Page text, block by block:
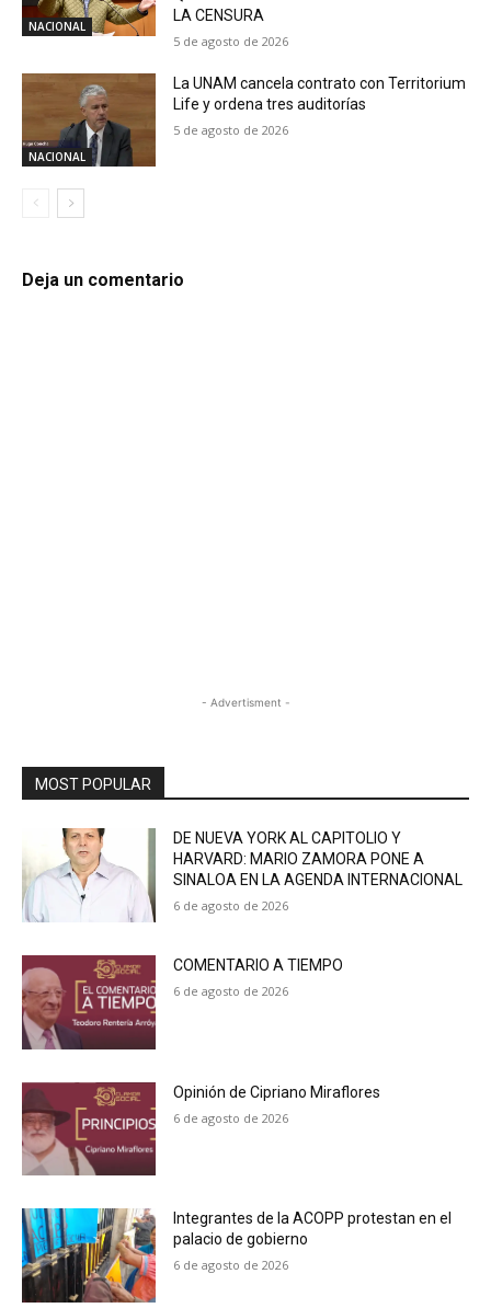
NACIONAL
LA CENSURA
5 de agosto de 2026
NACIONAL
La UNAM cancela contrato con Territorium
Life y ordena tres auditorías
5 de agosto de 2026
Deja un comentario
- Advertisment -
MOST POPULAR
DE NUEVA YORK AL CAPITOLIO Y
HARVARD: MARIO ZAMORA PONE A
SINALOA EN LA AGENDA INTERNACIONAL
6 de agosto de 2026
COMENTARIO A TIEMPO
6 de agosto de 2026
Opinión de Cipriano Miraflores
6 de agosto de 2026
Integrantes de la ACOPP protestan en el
palacio de gobierno
6 de agosto de 2026